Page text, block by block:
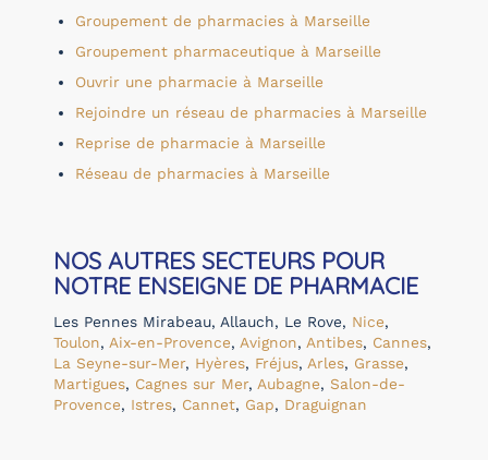
Groupement de pharmacies à Marseille
Groupement pharmaceutique à Marseille
Ouvrir une pharmacie à Marseille
Rejoindre un réseau de pharmacies à Marseille
Reprise de pharmacie à Marseille
Réseau de pharmacies à Marseille
NOS AUTRES SECTEURS POUR
NOTRE ENSEIGNE DE PHARMACIE
Les Pennes Mirabeau, Allauch, Le Rove, Nice,
Toulon, Aix-en-Provence, Avignon, Antibes, Cannes,
La Seyne-sur-Mer, Hyères, Fréjus, Arles, Grasse,
Martigues, Cagnes sur Mer, Aubagne, Salon-de-
Provence, Istres, Cannet, Gap, Draguignan